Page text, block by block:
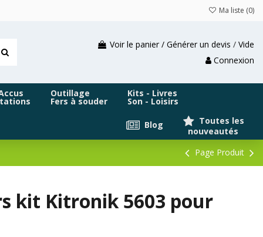
Ma liste (0)
Voir le panier / Générer un devis / Vide
Connexion
Outillage
Fers à souder
Kits - Livres
Son - Loisirs
Toutes les
nouveautés
Blog
Page Produit
kit Kitronik 5603 pour